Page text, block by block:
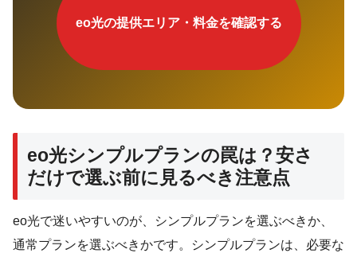
eo光の提供エリア・料金を確認する
eo光シンプルプランの罠は？安さ
だけで選ぶ前に見るべき注意点
eo光で迷いやすいのが、シンプルプランを選ぶべきか、
通常プランを選ぶべきかです。シンプルプランは、必要な